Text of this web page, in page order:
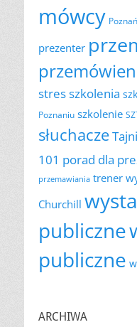
mówcy Poznań
prezenter
stresszkolenia
Poznaniu szkolenie
słuchacze
101 porad dla
przemawiania trener
Churchill
publiczne
publiczne
ARCHIWA